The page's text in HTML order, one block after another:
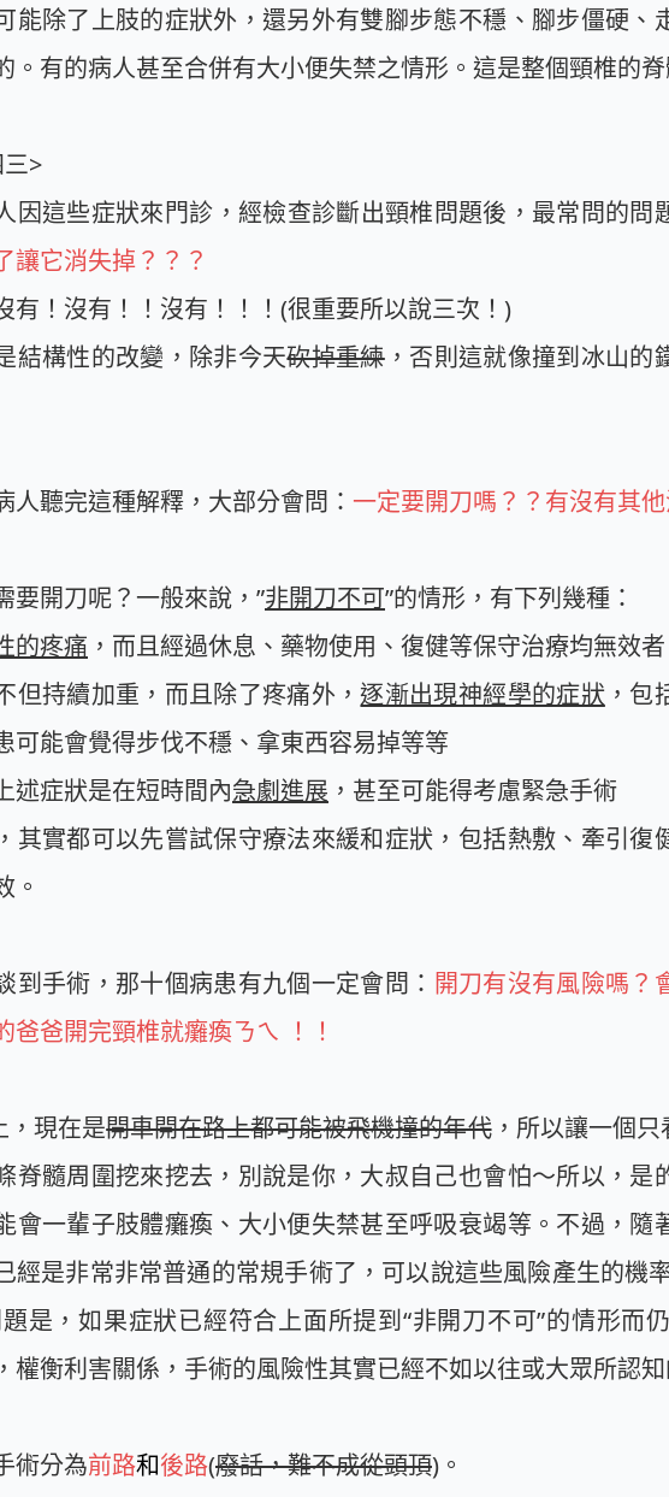
能除了上肢的症狀外，還另外有雙腳步態不穩、腳步僵硬、
。有的病人甚至合併有大小便失禁之情形。這是整個頸椎的
>
因這些症狀來門診，經檢查診斷出頸椎問題後，最常問的問
讓它消失掉？？？
有！沒有！！沒有！！！(很重要所以說三次！)
結構性的改變 ，除非今天砍掉重練，否則這就像撞到冰山的
人聽完這種解釋，大部分會問： 一定要開刀嗎？？有沒有其
要開刀呢？一般來說，”非開刀不可”的情形，有下列幾種：
的疼痛 ，而且經過休息、藥物使用、復健等保守治療均無效者
但持續加重，而且除了疼痛外，逐漸出現神經學的症狀，包
可能會覺得步伐不穩、拿東西容易掉等等
述症狀是在短時間內急劇進展 ，甚至可能得考慮緊急手術
其實都可以先嘗試保守療法來緩和症狀，包括熱敷、牽引
。
到手術，那十個病患有九個一定會問： 開刀有沒有風險嗎？
爸爸開完頸椎就癱瘓ㄋㄟ ！！
，現在是開車開在路上都可能被飛機撞的年代，所以讓一個
脊髓周圍挖來挖去，別說是你，大叔自己也會怕～所以，是
會一輩子肢體癱瘓、大小便失禁甚至呼吸衰竭等。不過，
經是非常非常普通的常規手術了，可以說這些風險產生的機
是，如果症狀已經符合上面所提到“非開刀不可”的情形而
權衡利害關係，手術的風險性其實已經不如以往或大眾所認知
術分為前路和後路(廢話，難不成從頭頂)。